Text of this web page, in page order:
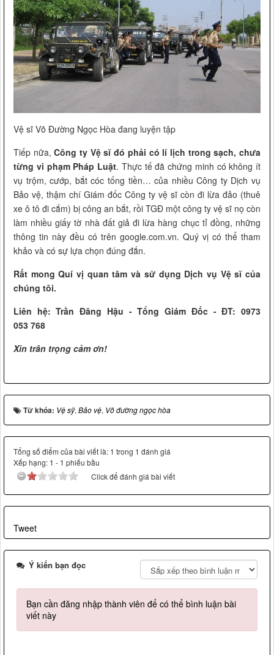
Vệ sĩ Võ Đường Ngọc Hòa đang luyện tập
Tiếp nữa,Công ty Vệ sĩ đó phải có lí lịch trong sạch, chưa
từng vi phạm Pháp Luật. Thực tế đã chứng minh có không ít
vụ trộm, cướp, bắt cóc tống tiền… của nhiều Công ty Dịch vụ
Bảo vệ, thậm chí Giám đốc Công ty vệ sĩ còn đi lừa đảo (thuê
xe ô tô đi cắm) bị công an bắt, rồi TGĐ một công ty vệ sĩ nọ còn
làm nhiều giấy tờ nhà đất giả đi lừa hàng chục tỉ đồng, những
thông tin này đều có trên google.com.vn. Quý vị có thể tham
khảo và có sự lựa chọn đúng đắn.
Rất mong Quí vị quan tâm và sử dụng Dịch vụ Vệ sĩ của
chúng tôi.
Liên hệ: Trần Đăng Hậu - Tổng Giám Đốc - ĐT: 0973
053 768
Xin trân trọng cảm ơn!
Từ khóa: Vệ sỹ, Bảo vệ, Võ đường ngọc hòa
Tổng số điểm của bài viết là: 1 trong 1 đánh giá
Xếp hạng: 1 - 1 phiếu bầu
Click để đánh giá bài viết
Tweet
Ý kiến bạn đọc
Bạn cần đăng nhập thành viên để có thể bình luận bài
viết này